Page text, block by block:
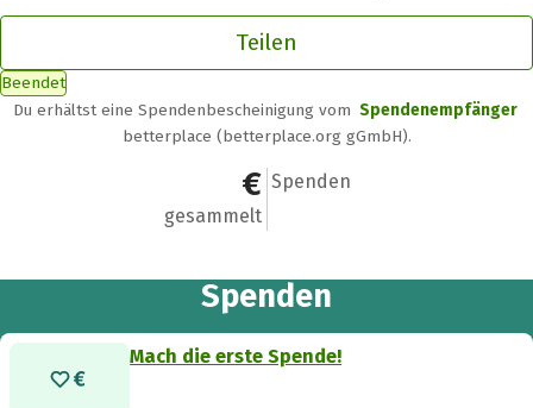
Teilen
Beendet
Du erhältst eine Spendenbescheinigung vom Spendenempfänger
betterplace (betterplace.org gGmbH).
0 €
gesammelt
0
Spenden
Spenden
Mach die erste Spende!